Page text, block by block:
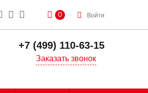
0 Войти
+7 (499) 110-63-15
Заказать звонок